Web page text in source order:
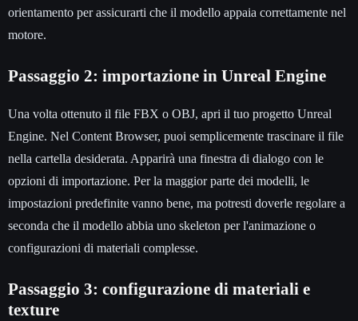
orientamento per assicurarti che il modello appaia correttamente nel
motore.
Passaggio 2: importazione in Unreal Engine
Una volta ottenuto il file FBX o OBJ, apri il tuo progetto Unreal
Engine. Nel Content Browser, puoi semplicemente trascinare il file
nella cartella desiderata. Apparirà una finestra di dialogo con le
opzioni di importazione. Per la maggior parte dei modelli, le
impostazioni predefinite vanno bene, ma potresti doverle regolare a
seconda che il modello abbia uno skeleton per l'animazione o
configurazioni di materiali complesse.
Passaggio 3: configurazione di materiali e
texture